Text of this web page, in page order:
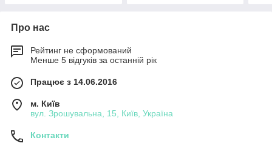
Про нас
Рейтинг не сформований
Менше 5 відгуків за останній рік
Працює з 14.06.2016
м. Київ
вул. Зрошувальна, 15, Київ, Україна
Контакти